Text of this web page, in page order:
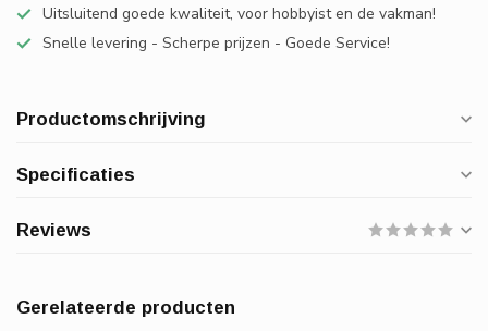
Uitsluitend goede kwaliteit, voor hobbyist en de vakman!
Snelle levering - Scherpe prijzen - Goede Service!
Productomschrijving
Specificaties
Reviews
Gerelateerde producten